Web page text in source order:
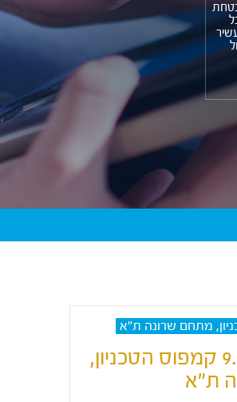
ערב פתוח 9.9 קמפוס הטכניון,
ת"א